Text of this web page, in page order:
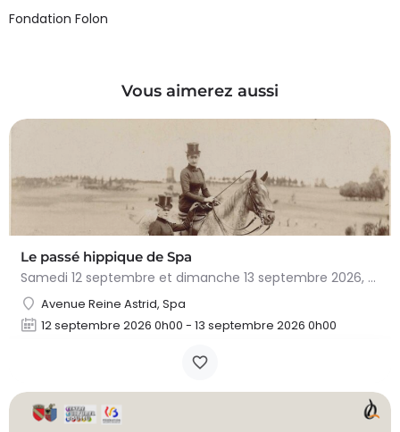
Fondation Folon
Vous aimerez aussi
Le passé hippique de Spa
Samedi 12 septembre et dimanche 13 septembre 2026, plongez dans l'histoire fascinante du cheval à…
Avenue Reine Astrid, Spa
12 septembre 2026 0h00 - 13 septembre 2026 0h00